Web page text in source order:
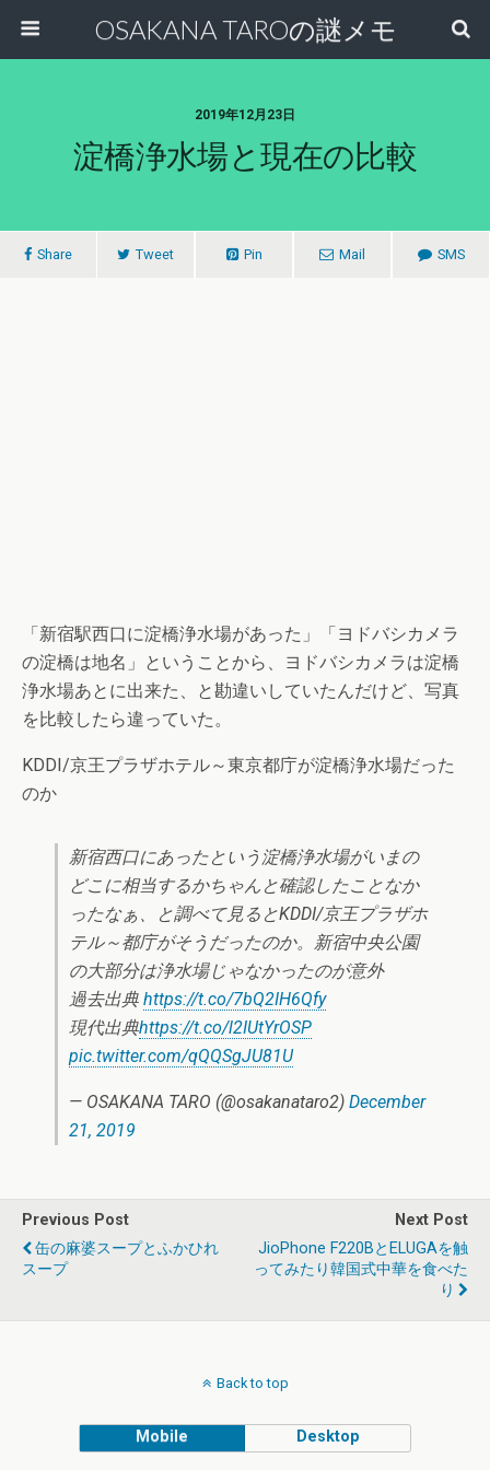
OSAKANA TAROの謎メモ
2019年12月23日
淀橋浄水場と現在の比較
Share Tweet Pin Mail SMS
「新宿駅西口に淀橋浄水場があった」「ヨドバシカメラ
の淀橋は地名」ということから、ヨドバシカメラは淀橋
浄水場あとに出来た、と勘違いしていたんだけど、写真
を比較したら違っていた。
KDDI/京王プラザホテル～東京都庁が淀橋浄水場だった
のか
新宿西口にあったという淀橋浄水場がいまの
どこに相当するかちゃんと確認したことなか
ったなぁ、と調べて見るとKDDI/京王プラザホ
テル～都庁がそうだったのか。新宿中央公園
の大部分は浄水場じゃなかったのが意外
過去出典 https://t.co/7bQ2IH6Qfy
現代出典https://t.co/l2IUtYrOSP
pic.twitter.com/qQQSgJU81U
— OSAKANA TARO (@osakanataro2) December
21, 2019
Previous Post
缶の麻婆スープとふかひれ
スープ
Next Post
JioPhone F220BとELUGAを触
ってみたり韓国式中華を食べた
り
Back to top
Mobile Desktop